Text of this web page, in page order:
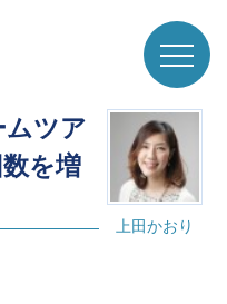
上田かおり
ムツア
を増